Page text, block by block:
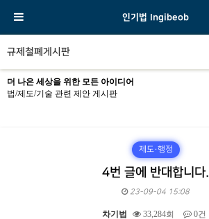
인기법 Ingibeob
규제철폐게시판
더 나은 세상을 위한 모든 아이디어
법/제도/기술 관련 제안 게시판
제도·행정
4번 글에 반대합니다.
23-09-04 15:08
차기법 33,284회 0건